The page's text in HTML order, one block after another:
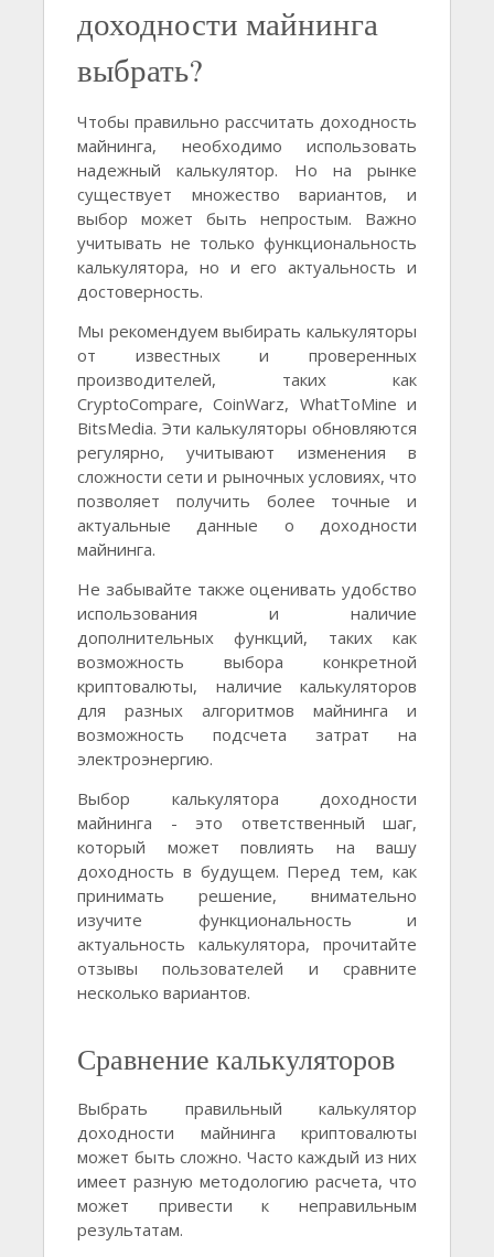
доходности майнинга
выбрать?
Чтобы правильно рассчитать доходность
майнинга, необходимо использовать
надежный калькулятор. Но на рынке
существует множество вариантов, и
выбор может быть непростым. Важно
учитывать не только функциональность
калькулятора, но и его актуальность и
достоверность.
Мы рекомендуем выбирать калькуляторы
от известных и проверенных
производителей, таких как
CryptoCompare, CoinWarz, WhatToMine и
BitsMedia. Эти калькуляторы обновляются
регулярно, учитывают изменения в
сложности сети и рыночных условиях, что
позволяет получить более точные и
актуальные данные о доходности
майнинга.
Не забывайте также оценивать удобство
использования и наличие
дополнительных функций, таких как
возможность выбора конкретной
криптовалюты, наличие калькуляторов
для разных алгоритмов майнинга и
возможность подсчета затрат на
электроэнергию.
Выбор калькулятора доходности
майнинга - это ответственный шаг,
который может повлиять на вашу
доходность в будущем. Перед тем, как
принимать решение, внимательно
изучите функциональность и
актуальность калькулятора, прочитайте
отзывы пользователей и сравните
несколько вариантов.
Сравнение калькуляторов
Выбрать правильный калькулятор
доходности майнинга криптовалюты
может быть сложно. Часто каждый из них
имеет разную методологию расчета, что
может привести к неправильным
результатам.